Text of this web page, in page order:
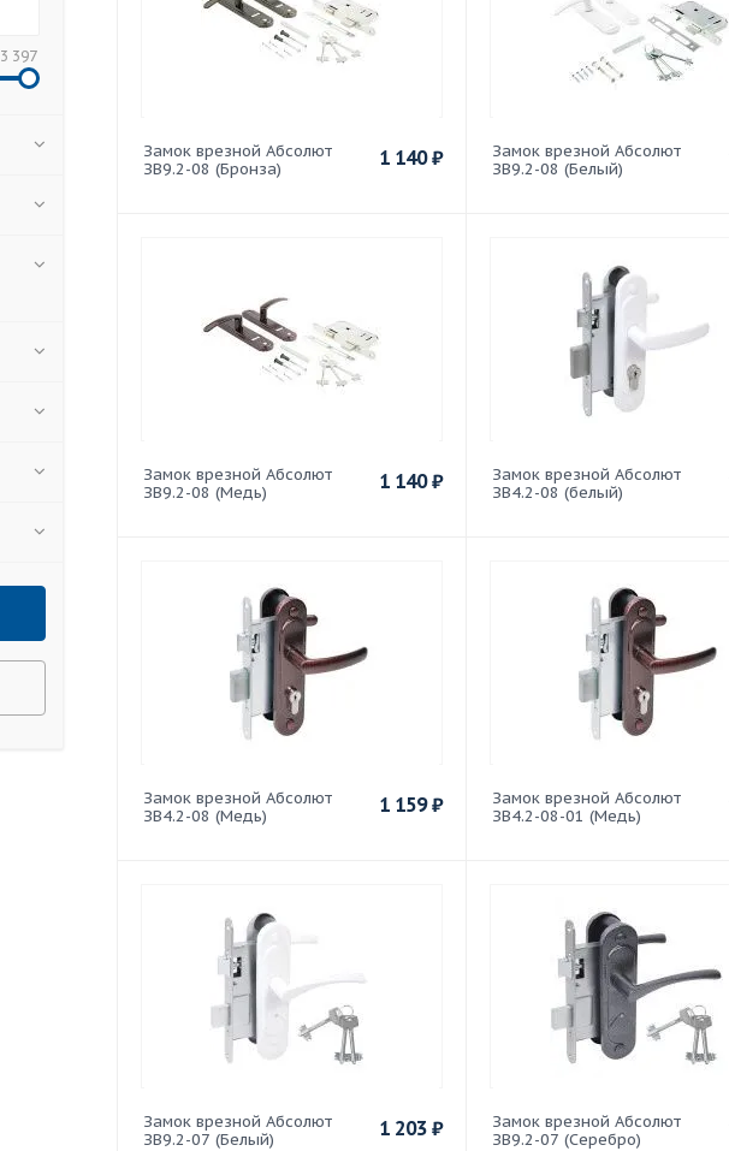
Замок врезной Абсолют
ЗВ9.2-08 (Бронза)
1 140₽
Замок врезной Абсолют
ЗВ9.2-08 (Белый)
Замок врезной Абсолют
ЗВ9.2-08 (Медь)
1 140₽
Замок врезной Абсолют
ЗВ4.2-08 (белый)
Замок врезной Абсолют
ЗВ4.2-08 (Медь)
1 159₽
Замок врезной Абсолют
ЗВ4.2-08-01 (Медь)
Замок врезной Абсолют
ЗВ9.2-07 (Белый)
1 203₽
Замок врезной Абсолют
ЗВ9.2-07 (Серебро)
3 397